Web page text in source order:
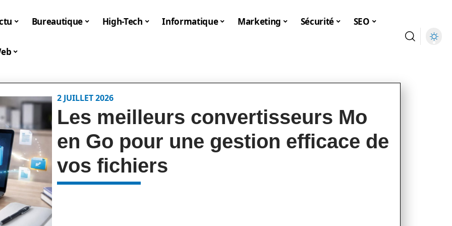
Bureautique High-Tech Informatique Marketing Sécurité SEO
2 JUILLET 2026
Les meilleurs convertisseurs Mo
en Go pour une gestion efficace de
vos fichiers